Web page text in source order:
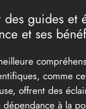
des guides et
et ses
comme
offrent des
dépendance à la